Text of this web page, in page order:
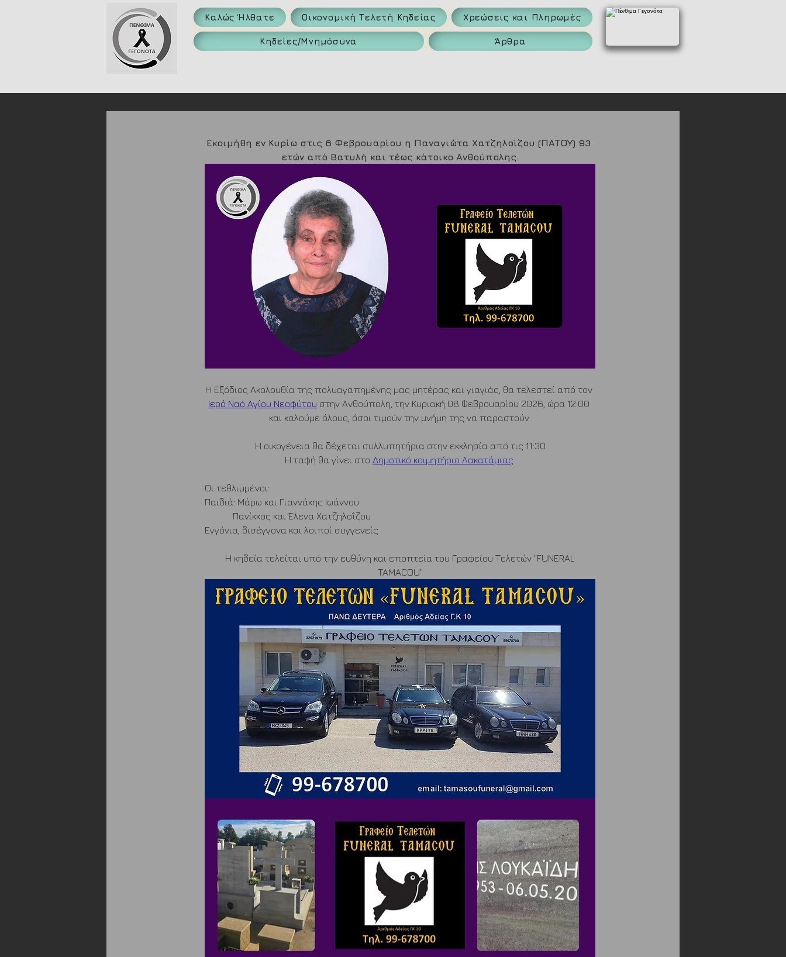
Καλώς Ήλθατε Οικονομική Τελετή Κηδείας Χρεώσεις και Πληρωμές
Κηδείες/Μνημόσυνα Άρθρα
Εκοιμήθη εν Κυρίω στις 6 Φεβρουαρίου η Παναγιώτα Χατζηλοΐζου (ΠΑΤΟΥ) 93
ετών από Βατυλή και τέως κάτοικο Ανθούπολης.
Η Εξόδιος Ακολουθία της πολυαγαπημένης μας μητέρας και γιαγιάς, θα τελεστεί από τον
Ιερό Ναό Αγίου Νεοφύτου στην Ανθούπολη, την Κυριακή 08 Φεβρουαρίου 2026, ώρα 12:00
και καλούμε όλους, όσοι τιμούν την μνήμη της να παραστούν.
Η οικογένεια θα δέχεται συλλυπητήρια στην εκκλησία από τις 11:30
Η ταφή θα γίνει στο Δημοτικό κοιμητήριο Λακατάμιας
Οι τεθλιμμένοι:
Παιδιά: Μάρω και Γιαννάκης Ιωάννου
            Πανίκκος και Έλενα Χατζηλοΐζου
Εγγόνια, δισέγγονα και λοιποί συγγενείς
TAMACOU"